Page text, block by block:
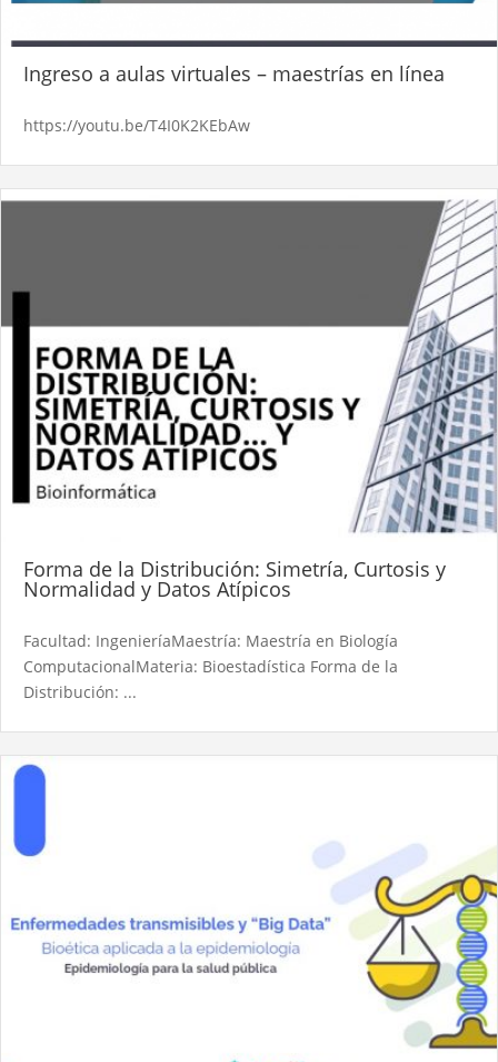
Ingreso a aulas virtuales – maestrías en línea
https://youtu.be/T4I0K2KEbAw
Forma de la Distribución: Simetría, Curtosis y
Normalidad y Datos Atípicos
Facultad: IngenieríaMaestría: Maestría en Biología
ComputacionalMateria: Bioestadística Forma de la
Distribución: ...